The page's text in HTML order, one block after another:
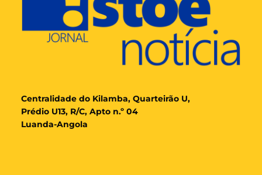
Centralidade do Kilamba, Quarteirão U,
Prédio U13, R/C, Apto n.º 04
Luanda-Angola